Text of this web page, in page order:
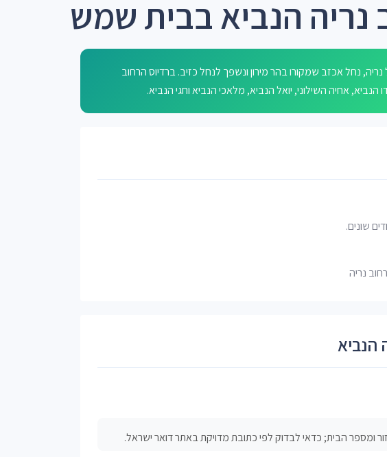
נריה הנביא בבית שמש
נחל אכזב שמקורו בהר מירון ונשפך לנחל כזיב. ברדיוס הרחוב
רחוב נריה
הנביא
ומספר הבית; כדאי לבדוק לפי כתובת מדויקת באתר דואר ישראל.